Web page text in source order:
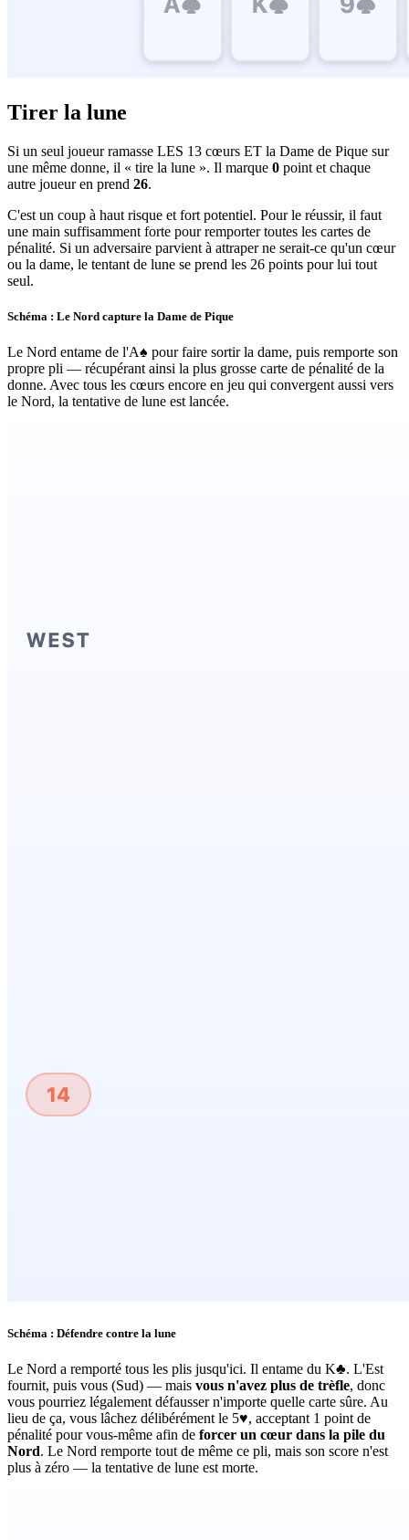
Tirer la lune
Si un seul joueur ramasse LES 13 cœurs ET la Dame de Pique sur
une même donne, il « tire la lune ». Il marque 0 point et chaque
autre joueur en prend 26.
C'est un coup à haut risque et fort potentiel. Pour le réussir, il faut
une main suffisamment forte pour remporter toutes les cartes de
pénalité. Si un adversaire parvient à attraper ne serait-ce qu'un cœur
ou la dame, le tentant de lune se prend les 26 points pour lui tout
seul.
Schéma : Le Nord capture la Dame de Pique
Le Nord entame de l'A♠ pour faire sortir la dame, puis remporte son
propre pli — récupérant ainsi la plus grosse carte de pénalité de la
donne. Avec tous les cœurs encore en jeu qui convergent aussi vers
le Nord, la tentative de lune est lancée.
Schéma : Défendre contre la lune
Le Nord a remporté tous les plis jusqu'ici. Il entame du K♣. L'Est
fournit, puis vous (Sud) — mais vous n'avez plus de trèfle, donc
vous pourriez légalement défausser n'importe quelle carte sûre. Au
lieu de ça, vous lâchez délibérément le 5♥, acceptant 1 point de
pénalité pour vous-même afin de forcer un cœur dans la pile du
Nord. Le Nord remporte tout de même ce pli, mais son score n'est
plus à zéro — la tentative de lune est morte.